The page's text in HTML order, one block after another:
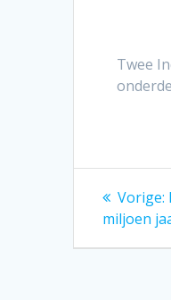
Twee
Vorige:
miljoen